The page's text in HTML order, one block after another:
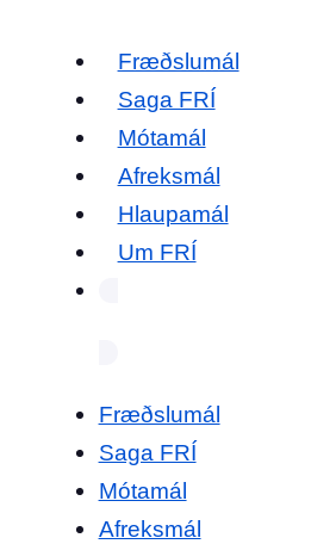
Fræðslumál
Saga FRÍ
Mótamál
Afreksmál
Hlaupamál
Um FRÍ
Fræðslumál
Saga FRÍ
Mótamál
Afreksmál